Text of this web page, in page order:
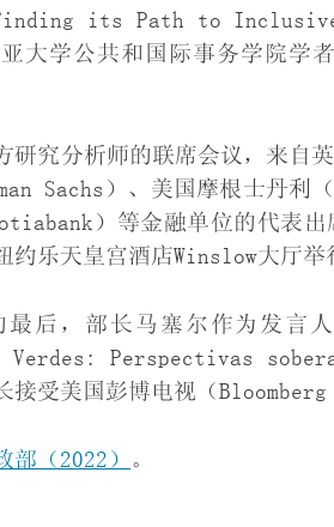
its Path to Inclusive
大学公共和国际事务学院学
研究分析师的联席会议，来自
Sachs）、美国摩根士丹
）等金融单位的代表
约乐天皇宫酒店Winslow大厅举
最后，部长马塞尔作为发言
Perspectivas
接受美国彭博电视（
部（2022） 。